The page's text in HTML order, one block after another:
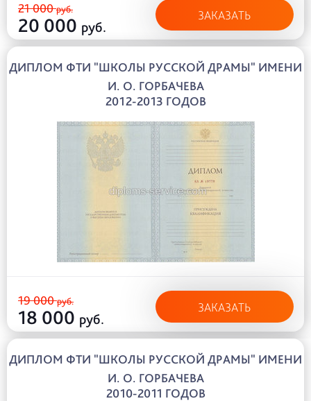
21 000руб.
20 000 руб.
ЗАКАЗАТЬ
ДИПЛОМ ФТИ "ШКОЛЫ РУССКОЙ ДРАМЫ" ИМЕНИ
И. О. ГОРБАЧЕВА
2012-2013 ГОДОВ
19 000руб.
18 000 руб.
ЗАКАЗАТЬ
ДИПЛОМ ФТИ "ШКОЛЫ РУССКОЙ ДРАМЫ" ИМЕНИ
И. О. ГОРБАЧЕВА
2010-2011 ГОДОВ